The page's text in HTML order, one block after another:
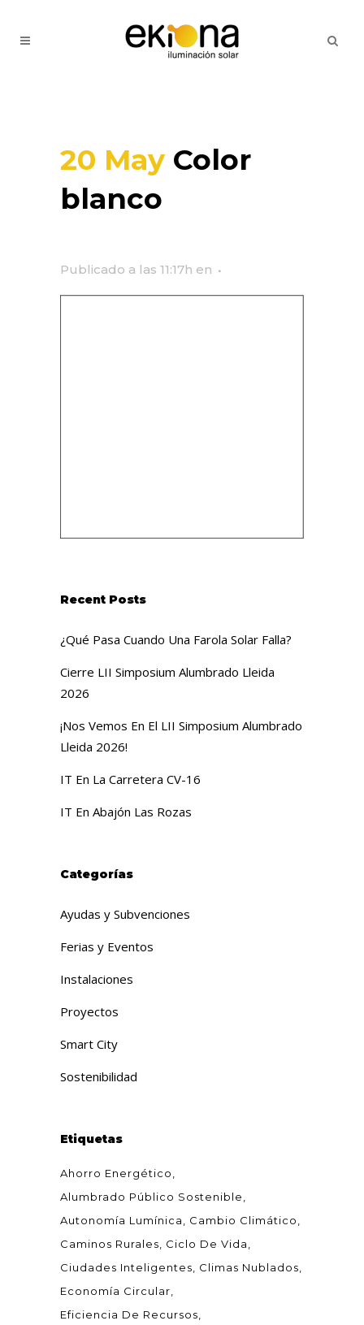
20 May Color
blanco
Publicado a las 11:17h en
Recent Posts
¿Qué Pasa Cuando Una Farola Solar Falla?
Cierre LII Simposium Alumbrado Lleida
2026
¡Nos Vemos En El LII Simposium Alumbrado
Lleida 2026!
IT En La Carretera CV-16
IT En Abajón Las Rozas
Categorías
Ayudas y Subvenciones
Ferias y Eventos
Instalaciones
Proyectos
Smart City
Sostenibilidad
Etiquetas
Ahorro Energético
Alumbrado Público Sostenible
Autonomía Lumínica
Cambio Climático
Caminos Rurales
Ciclo De Vida
Ciudades Inteligentes
Climas Nublados
Economía Circular
Eficiencia De Recursos